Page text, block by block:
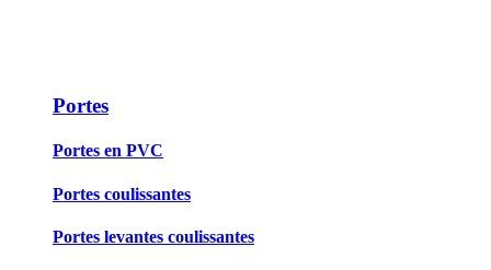
Portes
Portes en PVC
Portes coulissantes
Portes levantes coulissantes